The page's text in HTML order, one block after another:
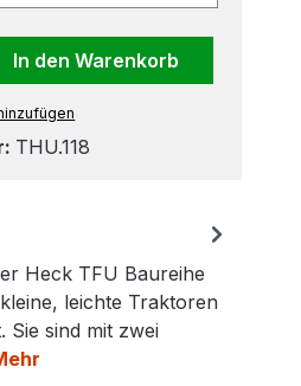
Gib den
In den Warenkorb
THU.118
Heck TFU Baureihe
leichte Traktoren
Sie sind mit zwei